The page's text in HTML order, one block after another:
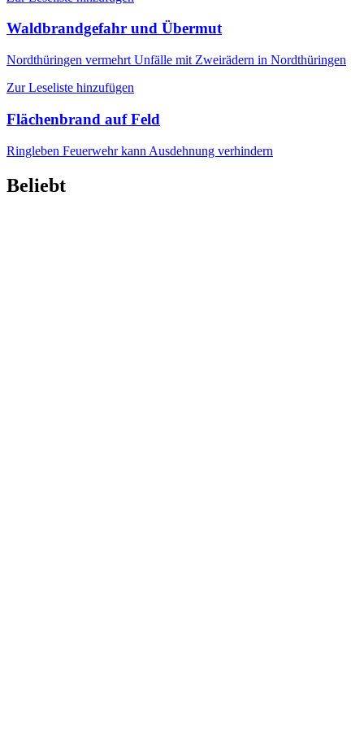
Waldbrandgefahr und Übermut
Nordthüringen vermehrt Unfälle mit Zweirädern in Nordthüringen
Zur Leseliste hinzufügen
Flächenbrand auf Feld
Ringleben Feuerwehr kann Ausdehnung verhindern
Beliebt